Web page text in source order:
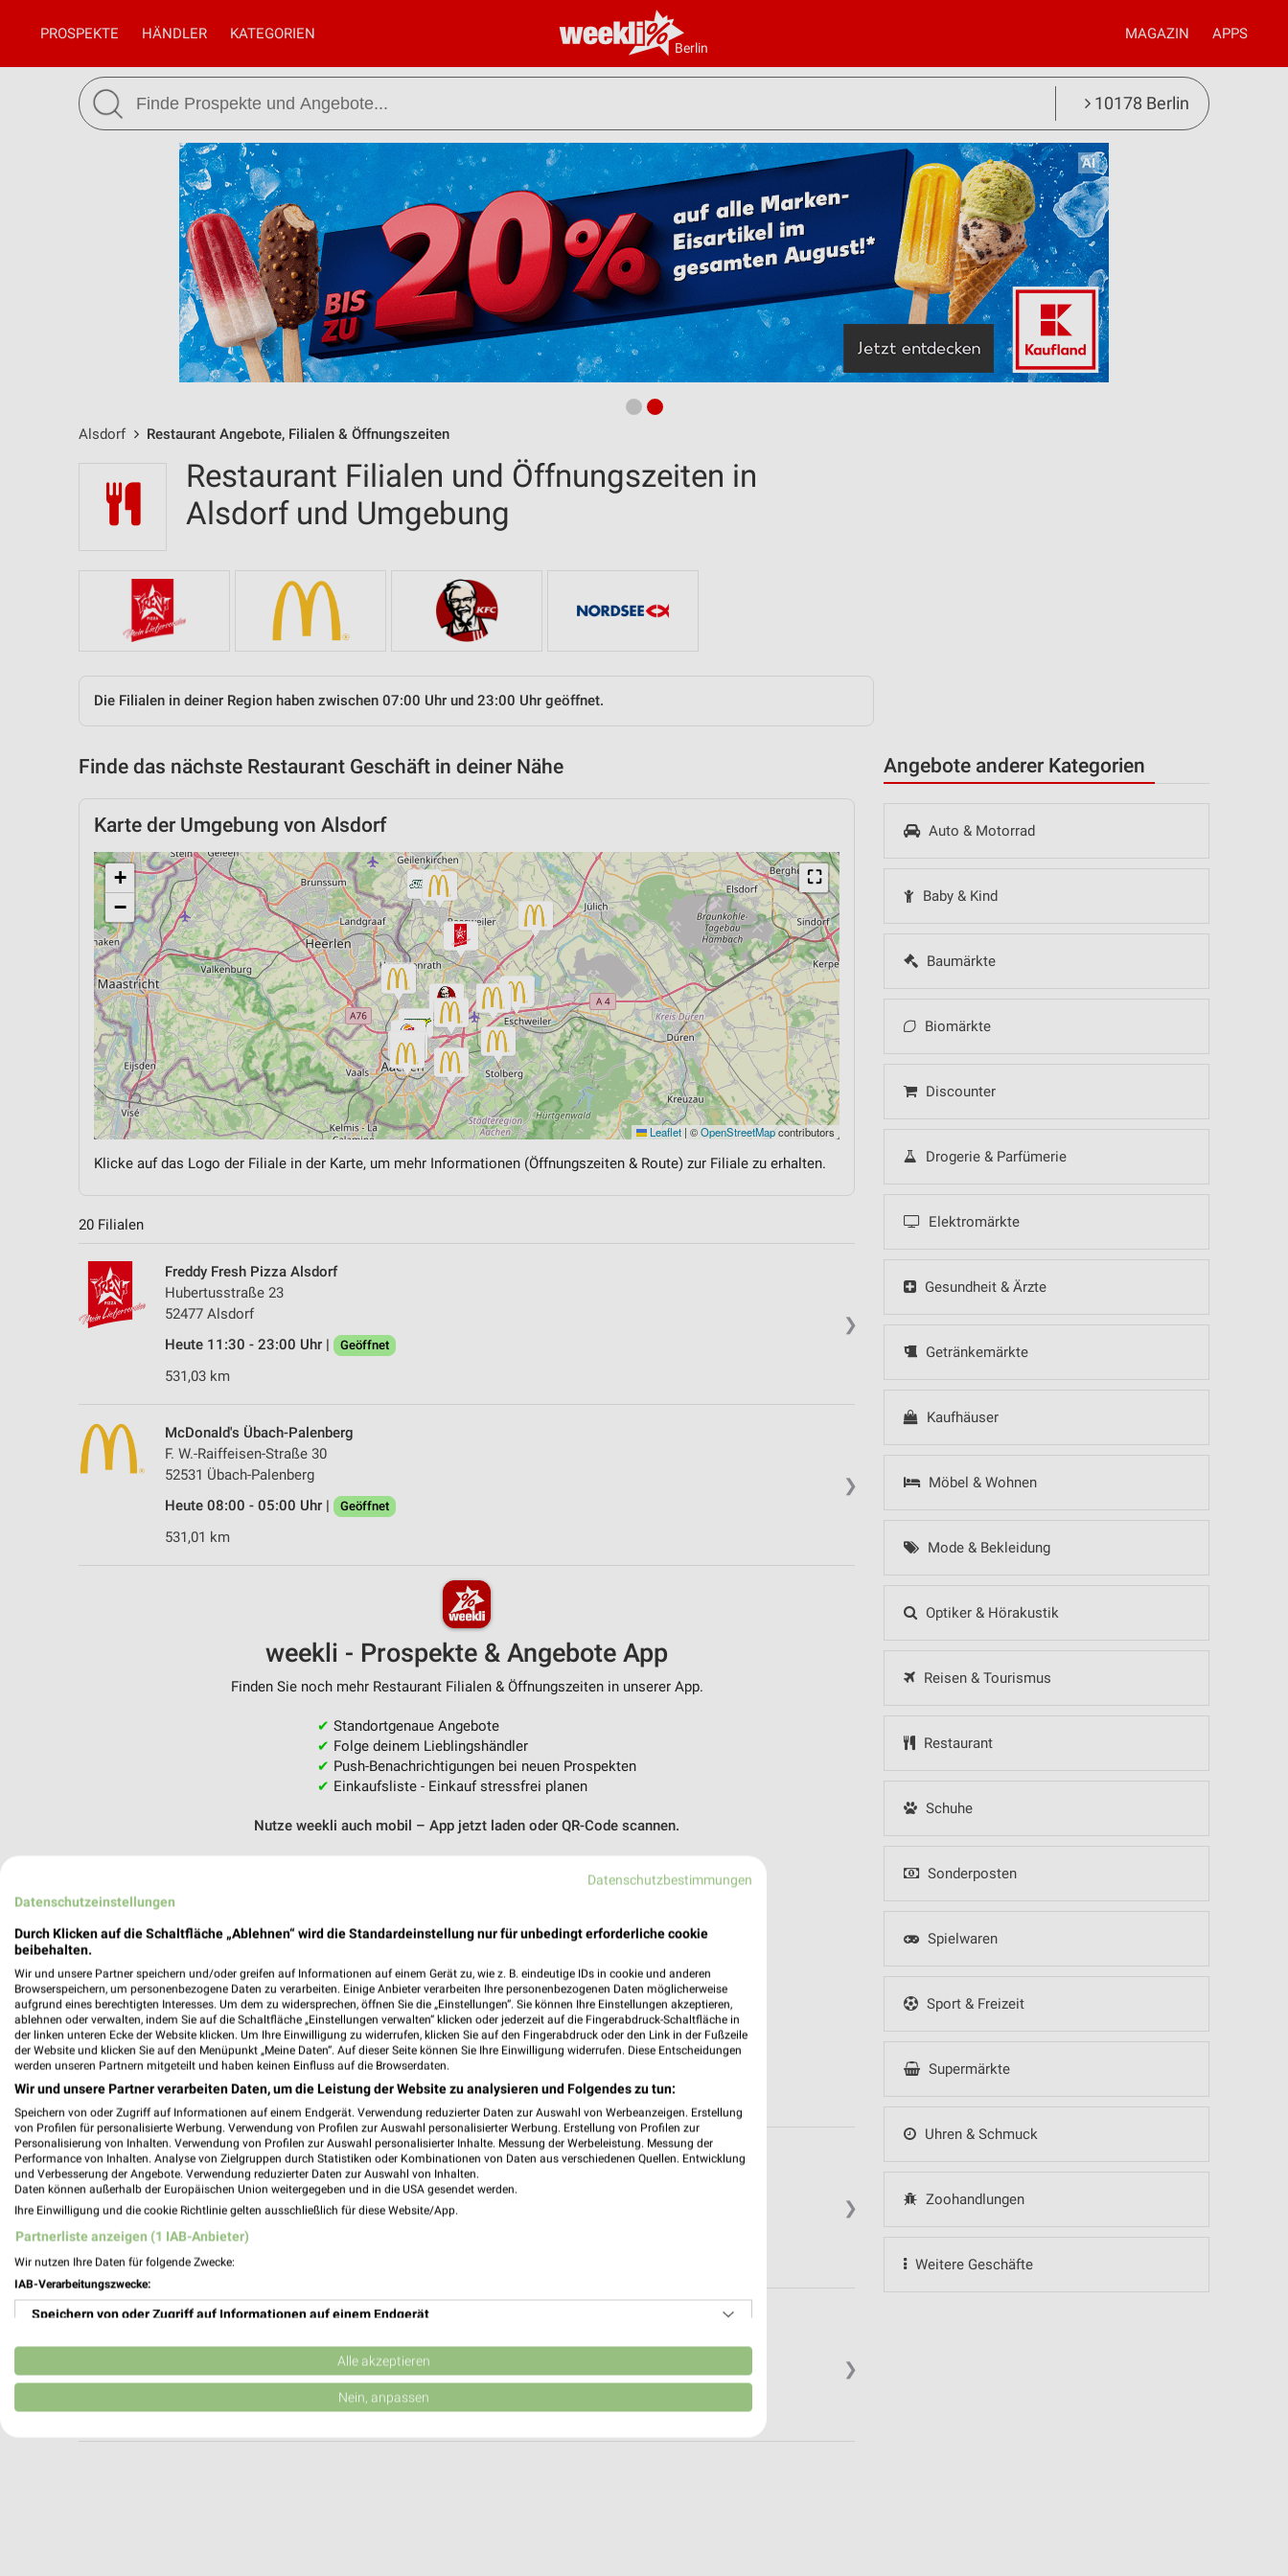
Berlin
PROSPEKTE HÄNDLER KATEGORIEN MAGAZIN APPS
10178 Berlin
Alsdorf Restaurant Angebote, Filialen & Öffnungszeiten
Angebote anderer Kategorien
Auto & Motorrad
Baby & Kind
Baumärkte
Biomärkte
Discounter
Drogerie & Parfümerie
Elektromärkte
Gesundheit & Ärzte
Getränkemärkte
Kaufhäuser
Möbel & Wohnen
Mode & Bekleidung
Optiker & Hörakustik
Reisen & Tourismus
Restaurant
Schuhe
Sonderposten
Spielwaren
Sport & Freizeit
Supermärkte
Uhren & Schmuck
Zoohandlungen
Weitere Geschäfte
Restaurant Filialen und Öffnungszeiten in
Alsdorf und Umgebung
Die Filialen in deiner Region haben zwischen 07:00 Uhr und 23:00 Uhr geöffnet.
Finde das nächste Restaurant Geschäft in deiner Nähe
Karte der Umgebung von Alsdorf
⛶
+
−
Leaflet | ©OpenStreetMapcontributors
Klicke auf das Logo der Filiale in der Karte, um mehr Informationen (Öffnungszeiten & Route) zur Filiale zu erhalten.
20 Filialen
❯
Freddy Fresh Pizza Alsdorf
Hubertusstraße 23
52477 Alsdorf
Heute 11:30 - 23:00 Uhr |
Geöffnet
531,03 km
❯
McDonald's Übach-Palenberg
F. W.-Raiffeisen-Straße 30
52531 Übach-Palenberg
Heute 08:00 - 05:00 Uhr |
Geöffnet
531,01 km
weekli - Prospekte & Angebote App
Finden Sie noch mehr Restaurant Filialen & Öffnungszeiten in unserer App.
✔ Standortgenaue Angebote
✔ Folge deinem Lieblingshändler
✔ Push-Benachrichtigungen bei neuen Prospekten
✔ Einkaufsliste - Einkauf stressfrei planen
Nutze weekli auch mobil – App jetzt laden oder QR-Code scannen.
❯
Subway Uebach-Palenberg
Friedrich-Ebert-Str 110
52531 Uebach-Palenberg
Heute 09:00 - 22:00 Uhr |
532,37 km
❯
KFC Würselen
Heute 11:00 - 23:00 Uhr | Geöffnet
Datenschutzbestimmungen
Datenschutzeinstellungen
Durch Klicken auf die Schaltfläche „Ablehnen“ wird die Standardeinstellung nur für unbedingt erforderliche cookie
beibehalten.
Wir und unsere Partner speichern und/oder greifen auf Informationen auf einem Gerät zu, wie z. B. eindeutige IDs in cookie und anderen
Browserspeichern, um personenbezogene Daten zu verarbeiten. Einige Anbieter verarbeiten Ihre personenbezogenen Daten möglicherweise
aufgrund eines berechtigten Interesses. Um dem zu widersprechen, öffnen Sie die „Einstellungen“. Sie können Ihre Einstellungen akzeptieren,
ablehnen oder verwalten, indem Sie auf die Schaltfläche „Einstellungen verwalten“ klicken oder jederzeit auf die Fingerabdruck-Schaltfläche in
der linken unteren Ecke der Website klicken. Um Ihre Einwilligung zu widerrufen, klicken Sie auf den Fingerabdruck oder den Link in der Fußzeile
der Website und klicken Sie auf den Menüpunkt „Meine Daten“. Auf dieser Seite können Sie Ihre Einwilligung widerrufen. Diese Entscheidungen
werden unseren Partnern mitgeteilt und haben keinen Einfluss auf die Browserdaten.
Wir und unsere Partner verarbeiten Daten, um die Leistung der Website zu analysieren und Folgendes zu tun:
Speichern von oder Zugriff auf Informationen auf einem Endgerät. Verwendung reduzierter Daten zur Auswahl von Werbeanzeigen. Erstellung
von Profilen für personalisierte Werbung. Verwendung von Profilen zur Auswahl personalisierter Werbung. Erstellung von Profilen zur
Personalisierung von Inhalten. Verwendung von Profilen zur Auswahl personalisierter Inhalte. Messung der Werbeleistung. Messung der
Performance von Inhalten. Analyse von Zielgruppen durch Statistiken oder Kombinationen von Daten aus verschiedenen Quellen. Entwicklung
und Verbesserung der Angebote. Verwendung reduzierter Daten zur Auswahl von Inhalten.
Daten können außerhalb der Europäischen Union weitergegeben und in die USA gesendet werden.
Ihre Einwilligung und die cookie Richtlinie gelten ausschließlich für diese Website/App.
Partnerliste anzeigen (1 IAB-Anbieter)
Wir nutzen Ihre Daten für folgende Zwecke:
IAB-Verarbeitungszwecke:
Speichern von oder Zugriff auf Informationen auf einem Endgerät
Verwendung reduzierter Daten zur Auswahl von Werbeanzeigen
Erstellung von Profilen für personalisierte Werbung
Alle akzeptieren
Nein, anpassen